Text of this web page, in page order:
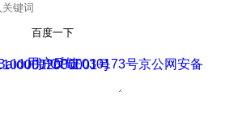
百度一下
用户反馈
京ICP证030173号
公网安备11000002000001号